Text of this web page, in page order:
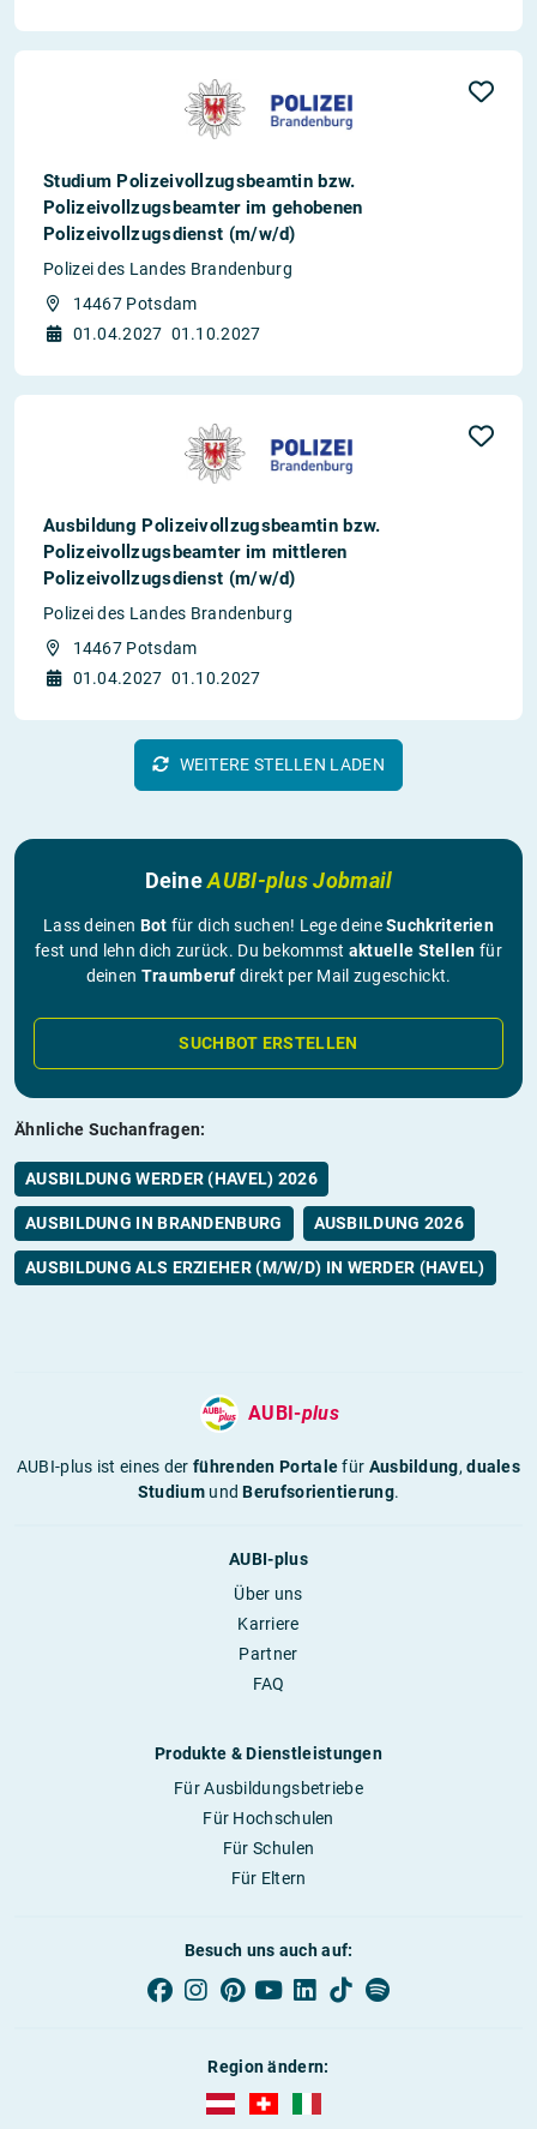
Studium Polizeivollzugsbeamtin bzw.
Polizeivollzugsbeamter im gehobenen
Polizeivollzugsdienst (m/w/d)
Polizei des Landes Brandenburg
14467 Potsdam
01.04.2027 01.10.2027
Ausbildung Polizeivollzugsbeamtin bzw.
Polizeivollzugsbeamter im mittleren
Polizeivollzugsdienst (m/w/d)
Polizei des Landes Brandenburg
14467 Potsdam
01.04.2027 01.10.2027
WEITERE STELLEN LADEN
DeineAUBI-plus Jobmail
Lass deinen Bot für dich suchen! Lege deineSuchkriterien
fest und lehn dich zurück. Du bekommst aktuelle Stellen für
deinen Traumberuf direkt per Mail zugeschickt.
SUCHBOT ERSTELLEN
Ähnliche Suchanfragen:
AUSBILDUNG WERDER (HAVEL) 2026
AUSBILDUNG IN BRANDENBURG AUSBILDUNG 2026
AUSBILDUNG ALS ERZIEHER (M/W/D) IN WERDER (HAVEL)
AUBI-plus
AUBI-plus ist eines derführenden Portalefür Ausbildung,duales
StudiumundBerufsorientierung.
AUBI-plus
Über uns
Karriere
Partner
FAQ
Produkte & Dienstleistungen
Für Ausbildungsbetriebe
Für Hochschulen
Für Schulen
Für Eltern
Besuch uns auch auf:
Region ändern:
AUBI-plus Österreich (deutsch)